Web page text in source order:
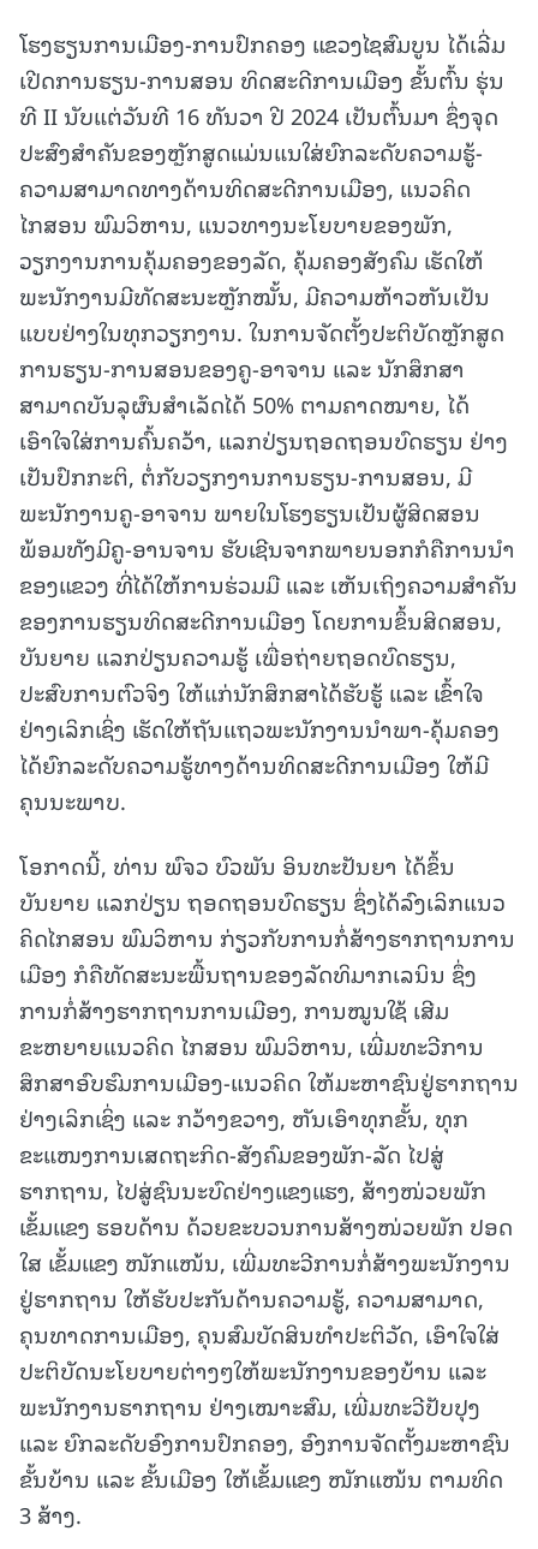
ໂຮງຮຽນການເມືອງ-ການປົກຄອງ ແຂວງໄຊສົມບູນ ໄດ້ເລີ່ມ
ເປີດການຮຽນ-ການສອນ ທິດສະດີການເມືອງ ຂັ້ນຕົ້ນ ຮຸ່ນ
ທີ II ນັບແຕ່ວັນທີ 16 ທັນວາ ປີ 2024 ເປັນຕົ້ນມາ ຊຶ່ງຈຸດ
ປະສົງສໍາຄັນຂອງຫຼັກສູດແມ່ນແນໃສ່ຍົກລະດັບຄວາມຮູ້-
ຄວາມສາມາດທາງດ້ານທິດສະດີການເມືອງ, ແນວຄິດ
ໄກສອນ ພົມວິຫານ, ແນວທາງນະໂຍບາຍຂອງພັກ,
ວຽກງານການຄຸ້ມຄອງຂອງລັດ, ຄຸ້ມຄອງສັງຄົມ ເຮັດໃຫ້
ພະນັກງານມີທັດສະນະຫຼັກໝັ້ນ, ມີຄວາມຫ້າວຫັນເປັນ
ແບບຢ່າງໃນທຸກວຽກງານ. ໃນການຈັດຕັ້ງປະຕິບັດຫຼັກສູດ
ການຮຽນ-ການສອນຂອງຄູ-ອາຈານ ແລະ ນັກສຶກສາ
ສາມາດບັນລຸຜົນສຳເລັດໄດ້ 50% ຕາມຄາດໝາຍ, ໄດ້
ເອົາໃຈໃສ່ການຄົ້ນຄວ້າ, ແລກປ່ຽນຖອດຖອນບົດຮຽນ ຢ່າງ
ເປັນປົກກະຕິ, ຕໍ່ກັບວຽກງານການຮຽນ-ການສອນ, ມີ
ພະນັກງານຄູ-ອາຈານ ພາຍໃນໂຮງຮຽນເປັນຜູ້ສິດສອນ
ພ້ອມທັງມີຄູ-ອານຈານ ຮັບເຊີນຈາກພາຍນອກກໍຄືການນຳ
ຂອງແຂວງ ທີ່ໄດ້ໃຫ້ການຮ່ວມມື ແລະ ເຫັນເຖິງຄວາມສຳຄັນ
ຂອງການຮຽນທິດສະດີການເມືອງ ໂດຍການຂຶ້ນສິດສອນ,
ບັນຍາຍ ແລກປ່ຽນຄວາມຮູ້ ເພື່ອຖ່າຍຖອດບົດຮຽນ,
ປະສົບການຕົວຈິງ ໃຫ້ແກ່ນັກສຶກສາໄດ້ຮັບຮູ້ ແລະ ເຂົ້າໃຈ
ຢ່າງເລິກເຊິ່ງ ເຮັດໃຫ້ຖັນແຖວພະນັກງານນຳພາ-ຄຸ້ມຄອງ
ໄດ້ຍົກລະດັບຄວາມຮູ້ທາງດ້ານທິດສະດີການເມືອງ ໃຫ້ມີ
ຄຸນນະພາບ.
ໂອກາດນີ້, ທ່ານ ພົຈວ ບົວພັນ ອິນທະປັນຍາ ໄດ້ຂຶ້ນ
ບັນຍາຍ ແລກປ່ຽນ ຖອດຖອນບົດຮຽນ ຊຶ່ງໄດ້ລົງເລິກແນວ
ຄິດໄກສອນ ພົມວິຫານ ກ່ຽວກັບການກໍ່ສ້າງຮາກຖານການ
ເມືອງ ກໍຄືທັດສະນະພື້ນຖານຂອງລັດທິມາກເລນິນ ຊຶ່ງ
ການກໍ່ສ້າງຮາກຖານການເມືອງ, ການໝູນໃຊ້ ເສີມ
ຂະຫຍາຍແນວຄິດ ໄກສອນ ພົມວິຫານ, ເພີ່ມທະວີການ
ສຶກສາອົບຮົມການເມືອງ-ແນວຄິດ ໃຫ້ມະຫາຊົນຢູ່ຮາກຖານ
ຢ່າງເລິກເຊິ່ງ ແລະ ກວ້າງຂວາງ, ຫັນເອົາທຸກຂັ້ນ, ທຸກ
ຂະແໜງການເສດຖະກິດ-ສັງຄົມຂອງພັກ-ລັດ ໄປສູ່
ຮາກຖານ, ໄປສູ່ຊົນນະບົດຢ່າງແຂງແຮງ, ສ້າງໜ່ວຍພັກ
ເຂັ້ມແຂງ ຮອບດ້ານ ດ້ວຍຂະບວນການສ້າງໜ່ວຍພັກ ປອດ
ໃສ ເຂັ້ມແຂງ ໜັກແໜ້ນ, ເພີ່ມທະວີການກໍ່ສ້າງພະນັກງານ
ຢູ່ຮາກຖານ ໃຫ້ຮັບປະກັນດ້ານຄວາມຮູ້, ຄວາມສາມາດ,
ຄຸນທາດການເມືອງ, ຄຸນສົມບັດສິນທຳປະຕິວັດ, ເອົາໃຈໃສ່
ປະຕິບັດນະໂຍບາຍຕ່າງໆໃຫ້ພະນັກງານຂອງບ້ານ ແລະ
ພະນັກງານຮາກຖານ ຢ່າງເໝາະສົມ, ເພີ່ມທະວີປັບປຸງ
ແລະ ຍົກລະດັບອົງການປົກຄອງ, ອົງການຈັດຕັ້ງມະຫາຊົນ
ຂັ້ນບ້ານ ແລະ ຂັ້ນເມືອງ ໃຫ້ເຂັ້ມແຂງ ໜັກແໜ້ນ ຕາມທິດ
3 ສ້າງ.